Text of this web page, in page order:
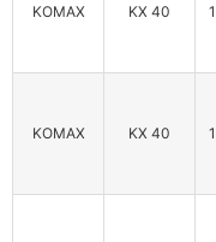
KOMAX KX 40
KOMAX KX 40